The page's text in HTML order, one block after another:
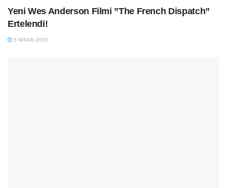
Yeni Wes Anderson Filmi ”The French Dispatch”
Ertelendi!
5 NISAN 2020